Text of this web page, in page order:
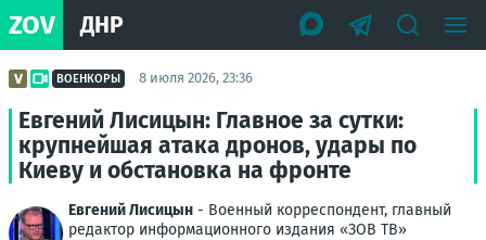
ZOV ДНР
ВОЕНКОРЫ 8 июля 2026, 23:36
Евгений Лисицын: Главное за сутки:
крупнейшая атака дронов, удары по
Киеву и обстановка на фронте
Евгений Лисицын - Военный корреспондент, главный
редактор информационного издания «ЗОВ ТВ»